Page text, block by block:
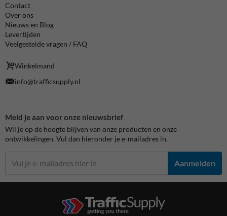
Contact
Over ons
Nieuws en Blog
Levertijden
Veelgestelde vragen / FAQ
Winkelmand
info@trafficsupply.nl
Meld je aan voor onze nieuwsbrief
Wil je op de hoogte blijven van onze producten en onze
ontwikkelingen. Vul dan hieronder je e-mailadres in.
Aanmelden